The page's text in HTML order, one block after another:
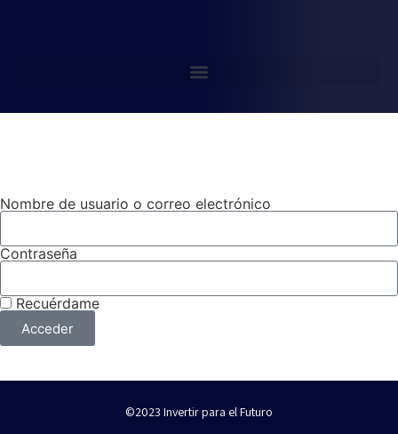
Nombre de usuario o correo electrónico
Contraseña
Recuérdame
Acceder
©2023 Invertir para el Futuro